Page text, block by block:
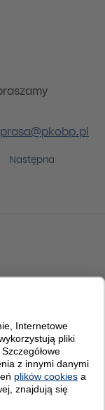
prasa@pkobp.pl
Następna